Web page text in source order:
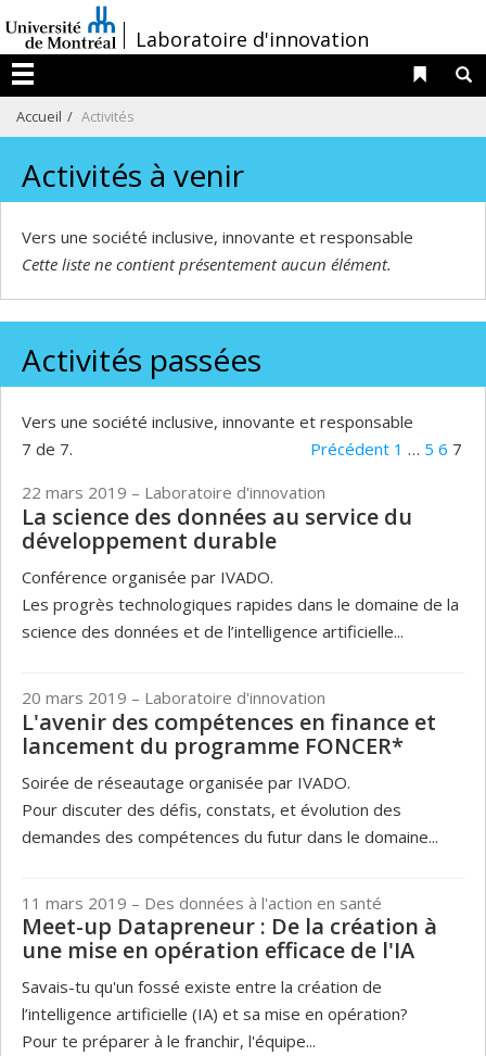
au
contenu
/Laboratoire d'innovation
Menu
Liens
Accueil Activités
Activités à venir
Vers une société inclusive, innovante et responsable
Cette liste ne contient présentement aucun élément.
Activités passées
Vers une société inclusive, innovante et responsable
7 de 7.
Précédent 1 … 5 6 7
22 mars 2019 – Laboratoire d'innovation
La science des données au service du
développement durable
Conférence organisée par IVADO.
Les progrès technologiques rapides dans le domaine de la
science des données et de l’intelligence artificielle...
20 mars 2019 – Laboratoire d'innovation
L'avenir des compétences en finance et
lancement du programme FONCER*
Soirée de réseautage organisée par IVADO.
Pour discuter des défis, constats, et évolution des
demandes des compétences du futur dans le domaine...
11 mars 2019 – Des données à l'action en santé
Meet-up Datapreneur : De la création à
une mise en opération efficace de l'IA
Savais-tu qu'un fossé existe entre la création de
l’intelligence artificielle (IA) et sa mise en opération?
Pour te préparer à le franchir, l'équipe...